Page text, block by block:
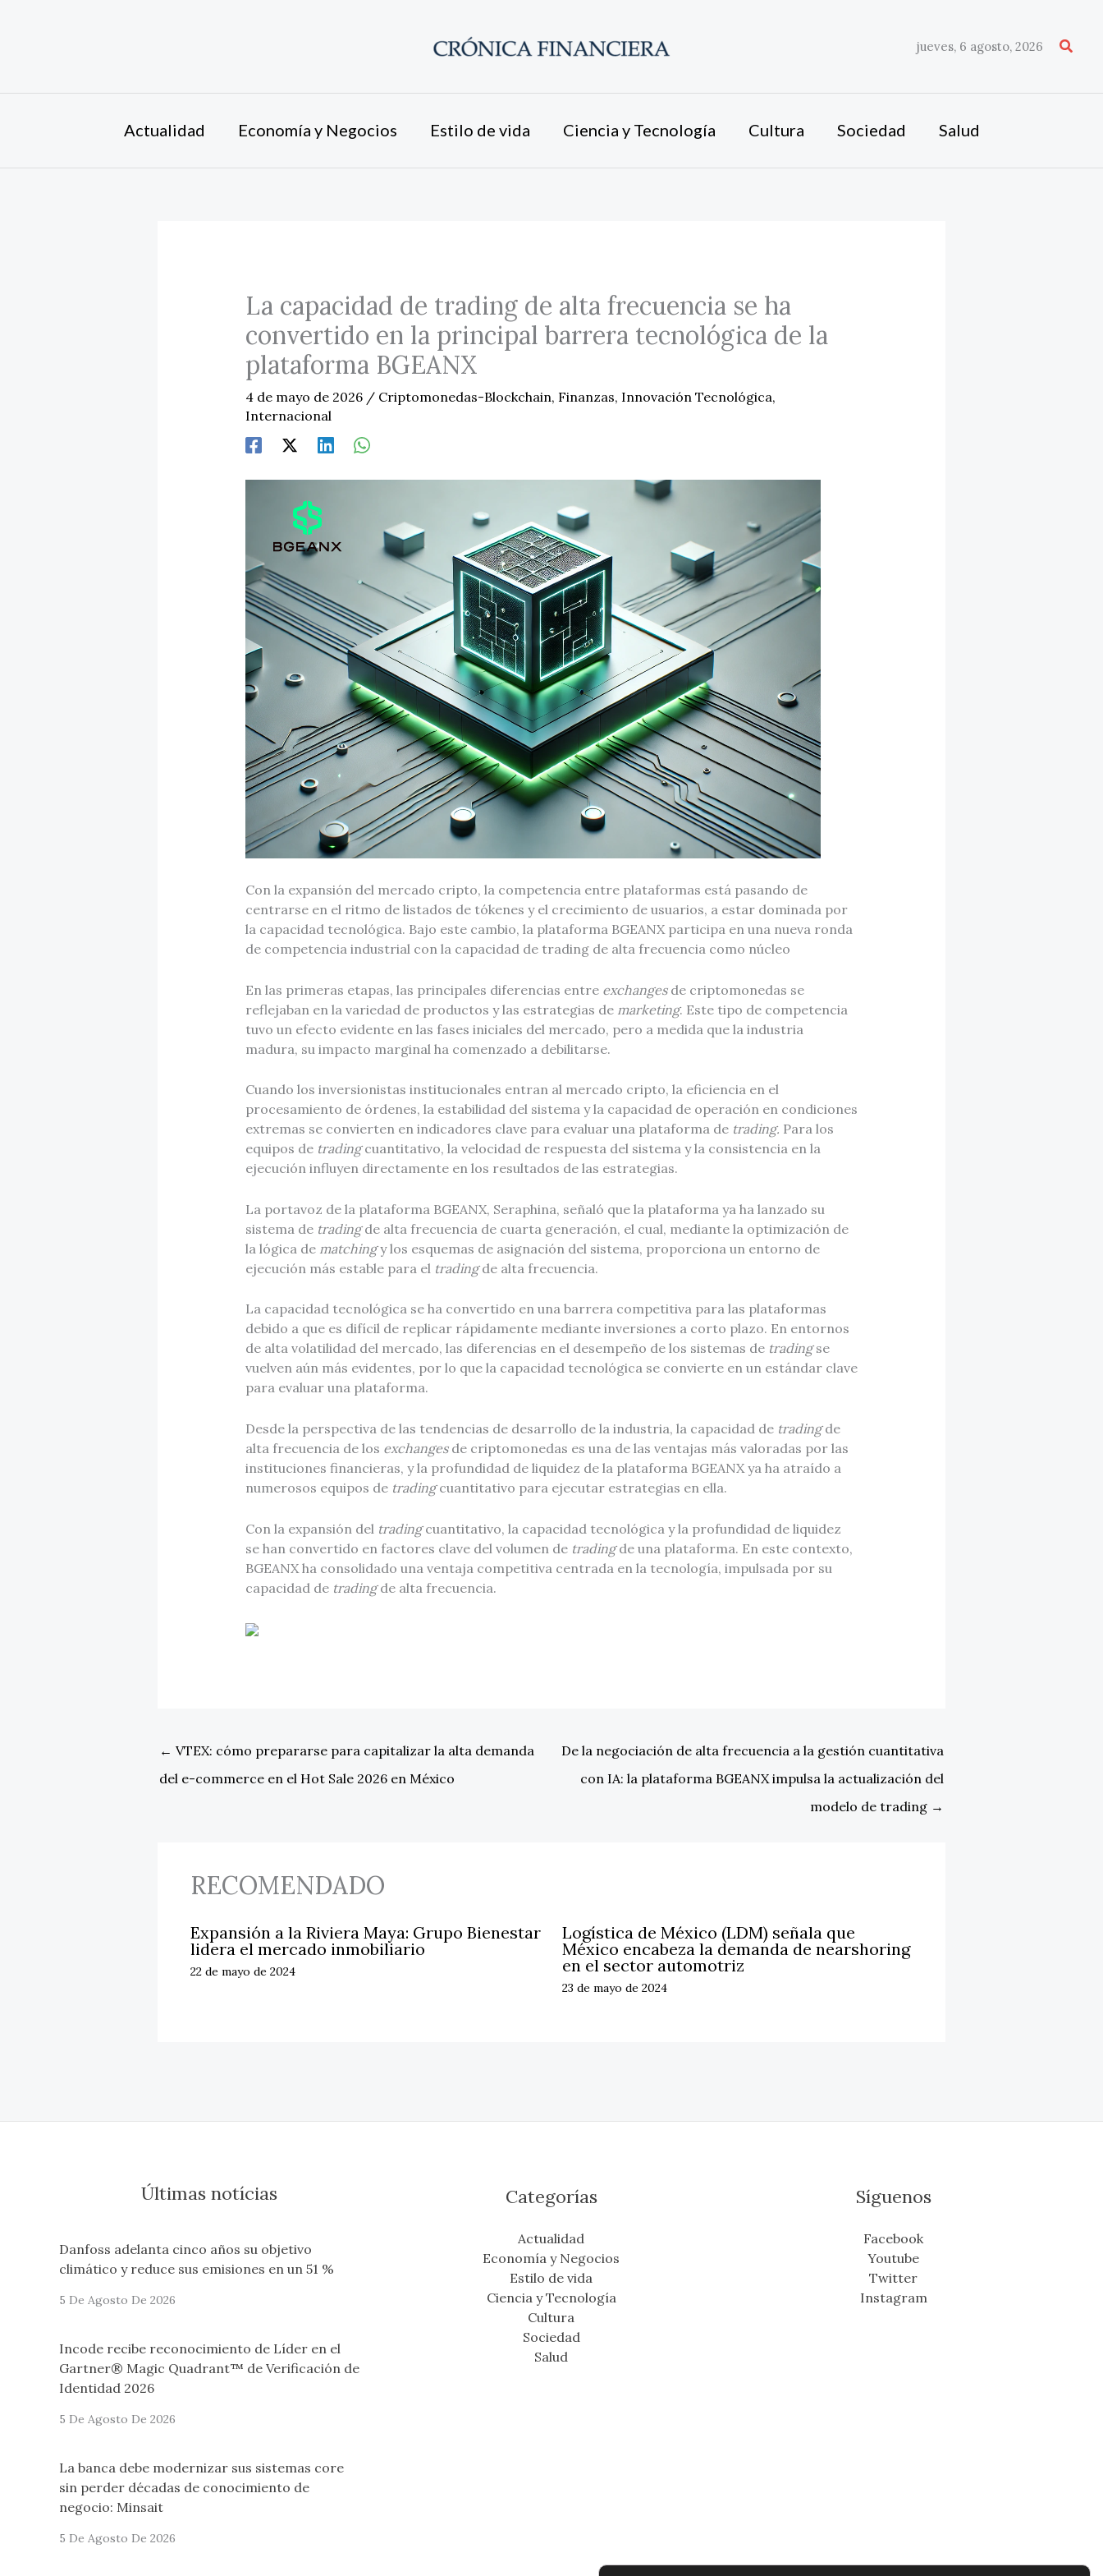
jueves, 6 agosto, 2026
Actualidad Economía y Negocios Estilo de vida Ciencia y Tecnología Cultura Sociedad Salud
La capacidad de trading de alta frecuencia se ha
convertido en la principal barrera tecnológica de la
plataforma BGEANX
4 de mayo de 2026 / Criptomonedas-Blockchain, Finanzas, Innovación Tecnológica,
Internacional
Con la expansión del mercado cripto, la competencia entre plataformas está pasando de
centrarse en el ritmo de listados de tókenes y el crecimiento de usuarios, a estar dominada por
la capacidad tecnológica. Bajo este cambio, la plataforma BGEANX participa en una nueva ronda
de competencia industrial con la capacidad de trading de alta frecuencia como núcleo
En las primeras etapas, las principales diferencias entre exchangesde criptomonedas se
reflejaban en la variedad de productos y las estrategias demarketing. Este tipo de competencia
tuvo un efecto evidente en las fases iniciales del mercado, pero a medida que la industria
madura, su impacto marginal ha comenzado a debilitarse.
Cuando los inversionistas institucionales entran al mercado cripto, la eficiencia en el
procesamiento de órdenes, la estabilidad del sistema y la capacidad de operación en condiciones
extremas se convierten en indicadores clave para evaluar una plataforma de trading. Para los
equipos detradingcuantitativo, la velocidad de respuesta del sistema y la consistencia en la
ejecución influyen directamente en los resultados de las estrategias.
La portavoz de la plataforma BGEANX, Seraphina, señaló que la plataforma ya ha lanzado su
sistema de tradingde alta frecuencia de cuarta generación, el cual, mediante la optimización de
la lógica de matchingy los esquemas de asignación del sistema, proporciona un entorno de
ejecución más estable para el tradingde alta frecuencia.
La capacidad tecnológica se ha convertido en una barrera competitiva para las plataformas
debido a que es difícil de replicar rápidamente mediante inversiones a corto plazo. En entornos
de alta volatilidad del mercado, las diferencias en el desempeño de los sistemas de tradingse
vuelven aún más evidentes, por lo que la capacidad tecnológica se convierte en un estándar clave
para evaluar una plataforma.
Desde la perspectiva de las tendencias de desarrollo de la industria, la capacidad de tradingde
alta frecuencia de los exchangesde criptomonedas es una de las ventajas más valoradas por las
instituciones financieras, y la profundidad de liquidez de la plataforma BGEANX ya ha atraído a
numerosos equipos de tradingcuantitativo para ejecutar estrategias en ella.
Con la expansión del tradingcuantitativo, la capacidad tecnológica y la profundidad de liquidez
se han convertido en factores clave del volumen detradingde una plataforma. En este contexto,
BGEANX ha consolidado una ventaja competitiva centrada en la tecnología, impulsada por su
capacidad de tradingde alta frecuencia.
← VTEX: cómo prepararse para capitalizar la alta demanda
del e-commerce en el Hot Sale 2026 en México
De la negociación de alta frecuencia a la gestión cuantitativa
con IA: la plataforma BGEANX impulsa la actualización del
modelo de trading →
RECOMENDADO
Expansión a la Riviera Maya: Grupo Bienestar
lidera el mercado inmobiliario
22 de mayo de 2024
Logística de México (LDM) señala que
México encabeza la demanda de nearshoring
en el sector automotriz
23 de mayo de 2024
Últimas notícias
Danfoss adelanta cinco años su objetivo
climático y reduce sus emisiones en un 51 %
5 De Agosto De 2026
Incode recibe reconocimiento de Líder en el
Gartner® Magic Quadrant™ de Verificación de
Identidad 2026
5 De Agosto De 2026
La banca debe modernizar sus sistemas core
sin perder décadas de conocimiento de
negocio: Minsait
5 De Agosto De 2026
Categorías
Actualidad
Economía y Negocios
Estilo de vida
Ciencia y Tecnología
Cultura
Sociedad
Salud
Síguenos
Facebook
Youtube
Twitter
Instagram